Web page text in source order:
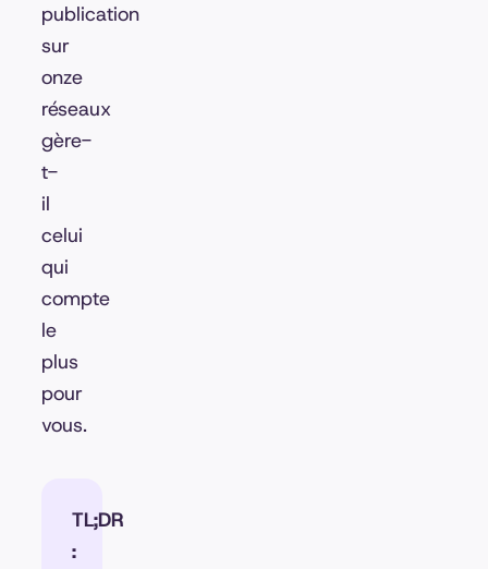
publication
sur
onze
réseaux
gère-
t-
il
celui
qui
compte
le
plus
pour
vous.
TL;DR
: